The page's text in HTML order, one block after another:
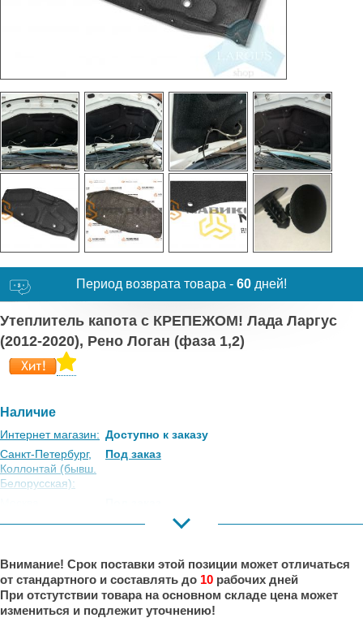
Период возврата товара - 60 дней!
Утеплитель капота с КРЕПЕЖОМ! Лада Ларгус
(2012-2020), Рено Логан (фаза 1,2)
Наличие
Интернет магазин: Доступно к заказу
Санкт-Петербург,
Коллонтай (бывш.
Белорусская):
Под заказ
Порт:
Великий Новгород: Есть
Краснодар:
Под заказ
Внимание! Срок поставки этой позиции может отличаться
от стандартного и составлять до 10 рабочих дней
При отстутствии товара на основном складе цена может
измениться и подлежит уточнению!